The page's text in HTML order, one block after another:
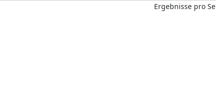
Ergebnisse pro